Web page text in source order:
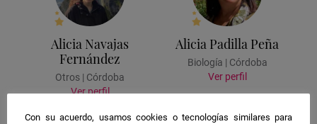
Alicia Navajas
Fernández
Otros | Córdoba
Ver perfil
Alicia Padilla Peña
Biología | Córdoba
Ver perfil
Con su acuerdo, usamos cookies o tecnologías similares para